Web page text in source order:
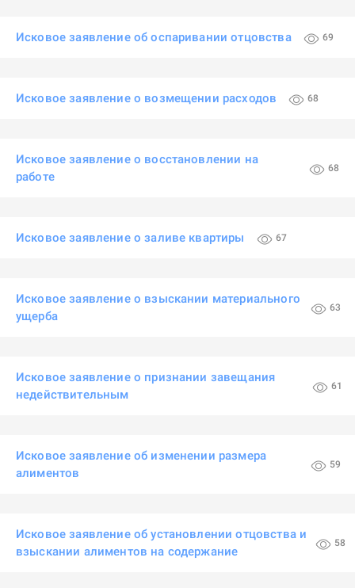
Исковое заявление об оспаривании отцовства 69
Исковое заявление о возмещении расходов 68
Исковое заявление о восстановлении на
работе
68
Исковое заявление о заливе квартиры 67
Исковое заявление о взыскании материального
ущерба
63
Исковое заявление о признании завещания
недействительным
61
Исковое заявление об изменении размера
алиментов
59
Исковое заявление об установлении отцовства и
взыскании алиментов на содержание
58